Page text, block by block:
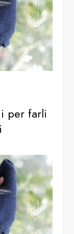
per farli